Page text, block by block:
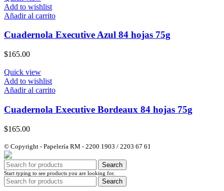
Add to wishlist
Añadir al carrito
Cuadernola Executive Azul 84 hojas 75g
$165.00
Quick view
Add to wishlist
Añadir al carrito
Cuadernola Executive Bordeaux 84 hojas 75g
$165.00
© Copyright - Papelería RM - 2200 1903 / 2203 67 61
Search
Start typing to see products you are looking for.
Search